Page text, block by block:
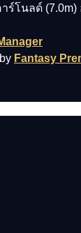
าร์โนลด์
Fantasy